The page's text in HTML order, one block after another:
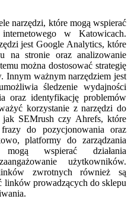
narzędzi, które mogą wspierać
w Katowicach.
jest Google Analytics, które
na stronie oraz analizowanie
można dostosować strategię
Innym ważnym narzędziem jest
śledzenie wydajności
oraz identyfikację problemów
korzystanie z narzędzi do
SEMrush czy Ahrefs, które
do pozycjonowania oraz
platformy do zarządzania
mogą wspierać działania
użytkowników.
zwrotnych również są
linków prowadzących do sklepu